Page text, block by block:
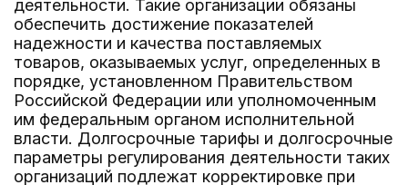
деятельности. Такие организации обязаны
обеспечить достижение показателей
надежности и качества поставляемых
товаров, оказываемых услуг, определенных в
порядке, установленном Правительством
Российской Федерации или уполномоченным
им федеральным органом исполнительной
власти. Долгосрочные тарифы и долгосрочные
параметры регулирования деятельности таких
организаций подлежат корректировке при